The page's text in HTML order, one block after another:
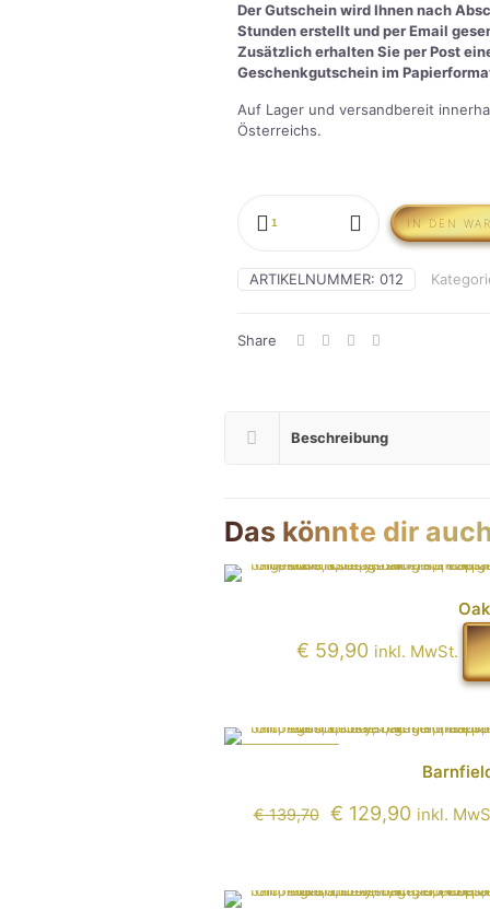
Der Gutschein wird Ihnen nach
Stunden erstellt und per Email
Zusätzlich erhalten Sie per Post
Geschenkgutschein im
Auf Lager und versandbereit
Österreichs.
Gutschein
IN DEN
ARTIKELNUMMER: 012
Share
Beschreibung
Das könnte dir
€ 59,90 inkl. MwSt.
€139,70
Preis
€ 129,90Preis
inkl.